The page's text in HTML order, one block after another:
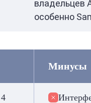
владельцев
особенно
Минусы